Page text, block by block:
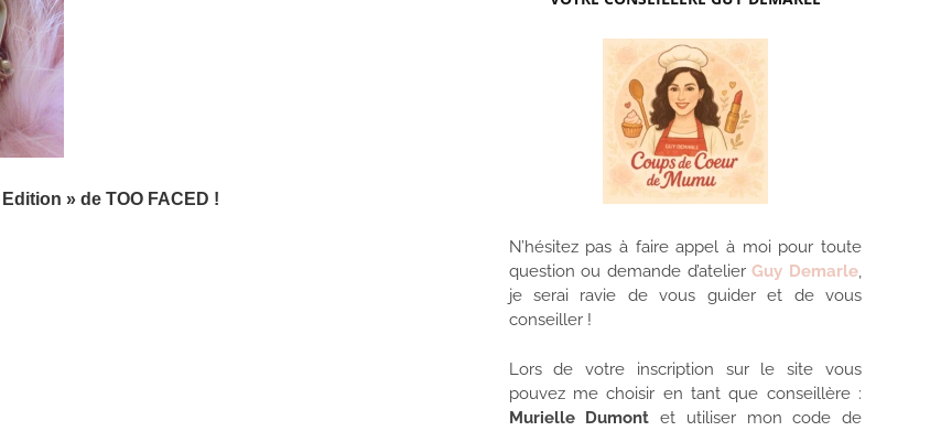
» de TOO FACED !
N’hésitez pas à faire appel à moi pour toute
question ou demande d’atelierGuy Demarle,
je serai ravie de vous guider et de vous
conseiller !
Lors de votre inscription sur le site vous
pouvez me choisir en tant que conseillère :
Murielle Dumont et utiliser mon code de